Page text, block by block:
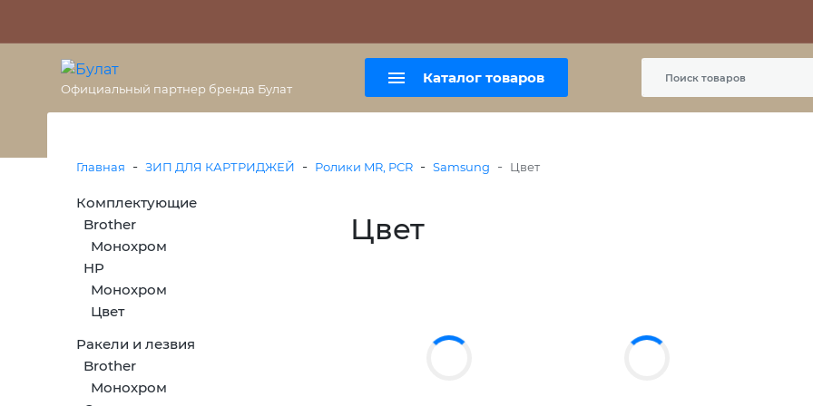
+7 (495) 477-56-25
Официальный партнер бренда Булат
Каталог товаров
Главная - ЗИП ДЛЯ КАРТРИДЖЕЙ - Ролики MR, PCR - Samsung - Цвет
Комплектующие
Brother
Монохром
HP
Монохром
Цвет
Ракели и лезвия
Brother
Монохром
Цвет